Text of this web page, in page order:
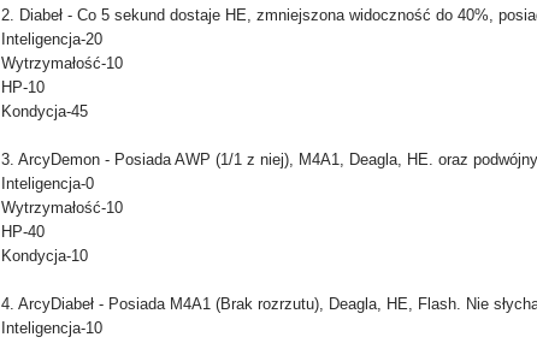
2. Diabeł - Co 5 sekund dostaje HE, zmniejszona widoczność do 40%,
Inteligencja-20
Wytrzymałość-10
HP-10
Kondycja-45
3. ArcyDemon - Posiada AWP (1/1 z niej), M4A1, Deagla, HE. oraz
Inteligencja-0
Wytrzymałość-10
HP-40
Kondycja-10
4. ArcyDiabeł - Posiada M4A1 (Brak rozrzutu), Deagla, HE, Flash. Nie
Inteligencja-10